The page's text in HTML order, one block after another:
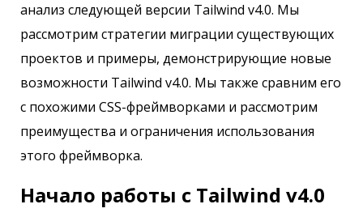
анализ следующей версии Tailwind v4.0. Мы
рассмотрим стратегии миграции существующих
проектов и примеры, демонстрирующие новые
возможности Tailwind v4.0. Мы также сравним его
с похожими CSS-фреймворками и рассмотрим
преимущества и ограничения использования
этого фреймворка.
Начало работы с Tailwind v4.0